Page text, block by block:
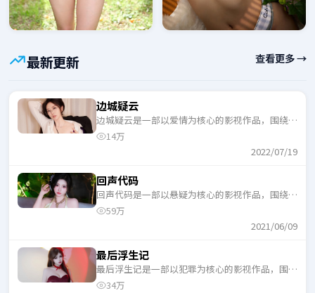
最新更新 查看更多 →
边城疑云
边城疑云是一部以爱情为核心的影视作品，围绕危
机、反转与人物成长展开，整体节奏紧凑，适合一
14万
2022/07/19
回声代码
回声代码是一部以悬疑为核心的影视作品，围绕危
机、反转与人物成长展开，整体节奏紧凑，适合一
59万
2021/06/09
最后浮生记
最后浮生记是一部以犯罪为核心的影视作品，围绕
危机、反转与人物成长展开，整体节奏紧凑，适合
34万